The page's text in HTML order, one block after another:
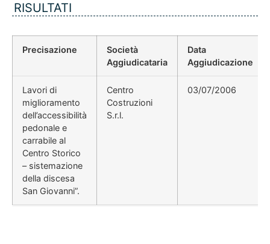
RISULTATI
Precisazione
Società
Aggiudicataria
Data
Aggiudicazione
Lavori di
miglioramento
dell’accessibilità
pedonale e
carrabile al
Centro Storico
– sistemazione
della discesa
San Giovanni”.
Centro
Costruzioni
S.r.l.
03/07/2006